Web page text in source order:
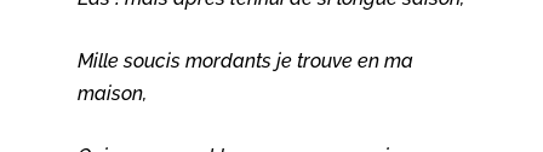
Mille soucis mordants je trouve en ma
maison,